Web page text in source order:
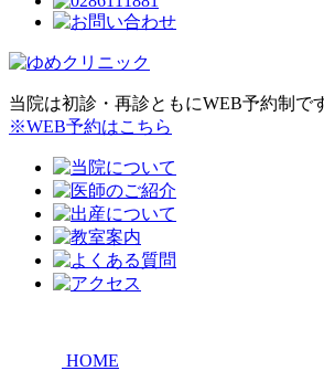
当院は初診・再診ともにWEB予約制で
※WEB予約はこちら
HOME